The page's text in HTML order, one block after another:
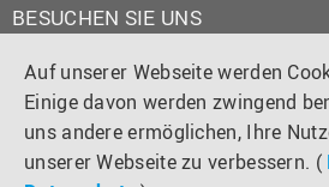
Auf unserer Webseite werden
Einige davon werden zwingend
uns andere ermöglichen, Ihre
unserer Webseite zu verbessern. (
BESUCHEN SIE UNS
Instagram
TiktokLinkedIn
YouTube